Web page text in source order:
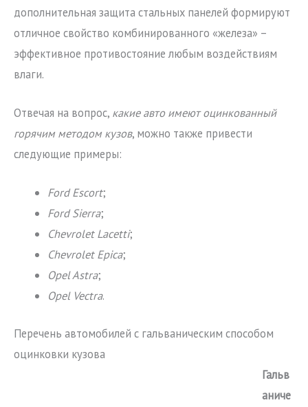
дополнительная защита стальных панелей формируют
отличное свойство комбинированного «железа» –
эффективное противостояние любым воздействиям
влаги.
Отвечая на вопрос, какие авто имеют оцинкованный
горячим методом кузов, можно также привести
следующие примеры:
Ford Escort;
Ford Sierra;
Chevrolet Lacetti;
Chevrolet Epica;
Opel Astra;
Opel Vectra.
Перечень автомобилей с гальваническим способом
оцинковки кузова
Гальв
аниче